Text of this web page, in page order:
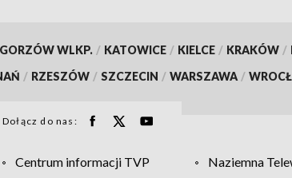
GORZÓW WLKP. / KATOWICE / KIELCE / KRAKÓW /
/ RZESZÓW / SZCZECIN / WARSZAWA /
Dołącz do nas:
Centrum informacji TVP Naziemna